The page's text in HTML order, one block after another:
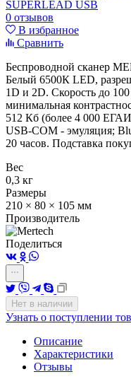
0 отзывов
В избранное
Сравнить
Беcпроводной сканер
Белый 6500К LED,
1D и 2D. Скорость до
минимальная
512 Кб (более 4 000
USB-COM - эмуляция;
20 часов. Подставка
Вес
0,3 кг
Размеры
210 × 80 × 105 мм
Производитель
Поделиться
Нет в наличии
Узнать о поступлении
Описание
Характеристики
Отзывы